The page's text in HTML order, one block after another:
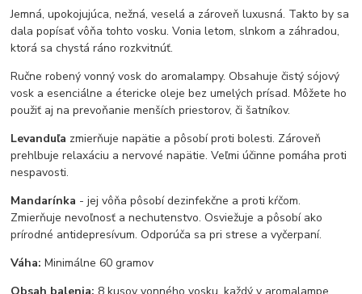
Jemná, upokojujúca, nežná, veselá a zároveň luxusná. Takto by sa
dala popísať vôňa tohto vosku. Vonia letom, slnkom a záhradou,
ktorá sa chystá ráno rozkvitnúť.
Ručne robený vonný vosk do aromalampy. Obsahuje čistý sójový
vosk a esenciálne a étericke oleje bez umelých prísad. Môžete ho
použiť aj na prevoňanie menších priestorov, či šatníkov.
Levanduľa zmierňuje napätie a pôsobí proti bolesti. Zároveň
prehlbuje relaxáciu a nervové napätie. Veľmi účinne pomáha proti
nespavosti.
Mandarínka - jej vôňa pôsobí dezinfekčne a proti kŕčom.
Zmierňuje nevoľnosť a nechutenstvo. Osviežuje a pôsobí ako
prírodné antidepresívum. Odporúča sa pri strese a vyčerpaní.
Váha: Minimálne 60 gramov